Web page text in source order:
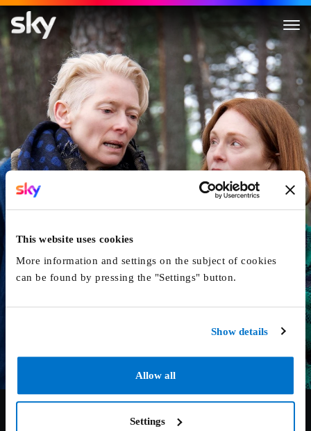
This website uses cookies
More information and settings on the subject of cookies
can be found by pressing the "Settings" button.
Show details
Allow all
Settings
The Room Next Door
In ihrer Jugend waren Ingrid und Martha als